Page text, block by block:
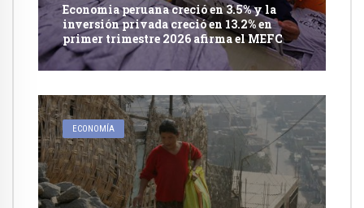
Economia peruana creció en 3.5% y la
inversión privada creció en 13.2% en
primer trimestre 2026 afirma el MEFC
ECONOMÍA